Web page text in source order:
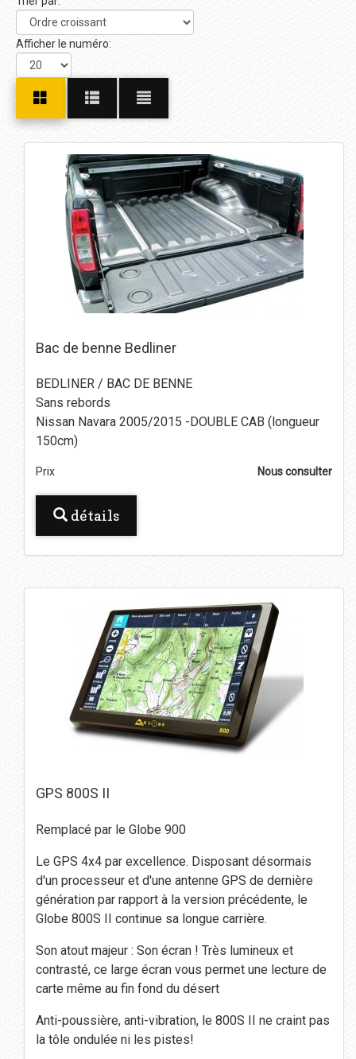
Afficher le numéro:
Bac de benne Bedliner
BEDLINER / BAC DE BENNE
Sans rebords
Nissan Navara 2005/2015 -DOUBLE CAB (longueur
150cm)
Prix Nous consulter
détails
GPS 800S II
Remplacé par le Globe 900
Le GPS 4x4 par excellence. Disposant désormais
d'un processeur et d'une antenne GPS de dernière
génération par rapport à la version précédente, le
Globe 800S II continue sa longue carrière.
Son atout majeur : Son écran ! Très lumineux et
contrasté, ce large écran vous permet une lecture de
carte même au fin fond du désert
Anti-poussière, anti-vibration, le 800S II ne craint pas
la tôle ondulée ni les pistes!